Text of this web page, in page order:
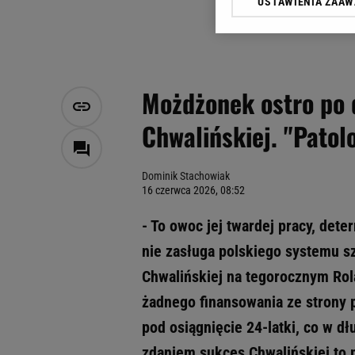
Możdżonek ostro
Chwalińskiej.
Dominik Stachowiak
16 czerwca 2026, 08:52
- To owoc jej twardej pracy,
nie zasługa polskiego systemu
Chwalińskiej na tegorocznym
żadnego finansowania ze strony
pod osiągnięcie 24-latki, co w
Klikając „Akceptuję”
Zaufanych Partnerów i
My, nasi Zaufani
Przechowywanie